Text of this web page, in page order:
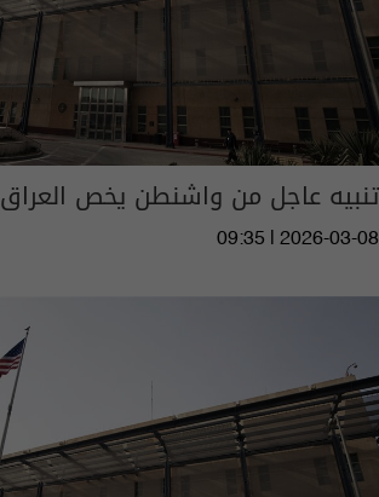
تنبيه عاجل من واشنطن يخص العراق
09:35 | 2026-03-08